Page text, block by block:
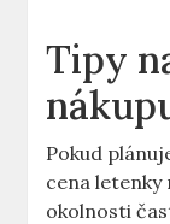
Tipy
Pokud
cena
okolnosti